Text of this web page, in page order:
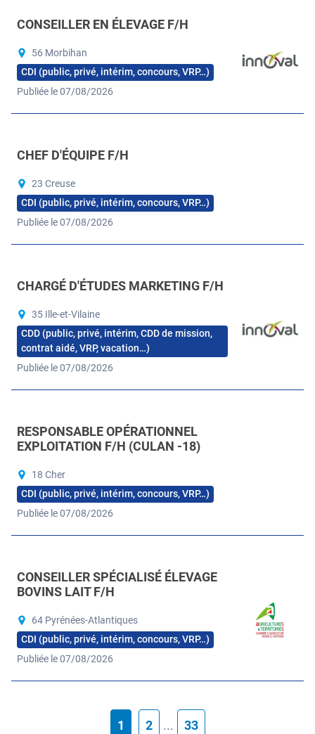
CONSEILLER EN ÉLEVAGE F/H
56 Morbihan
CDI (public, privé, intérim, concours, VRP…)
Publiée le 07/08/2026
CHEF D'ÉQUIPE F/H
23 Creuse
CDI (public, privé, intérim, concours, VRP…)
Publiée le 07/08/2026
CHARGÉ D'ÉTUDES MARKETING F/H
35 Ille-et-Vilaine
CDD (public, privé, intérim, CDD de mission,
contrat aidé, VRP, vacation…)
Publiée le 07/08/2026
RESPONSABLE OPÉRATIONNEL
EXPLOITATION F/H (CULAN -18)
18 Cher
CDI (public, privé, intérim, concours, VRP…)
Publiée le 07/08/2026
CONSEILLER SPÉCIALISÉ ÉLEVAGE
BOVINS LAIT F/H
64 Pyrénées-Atlantiques
CDI (public, privé, intérim, concours, VRP…)
Publiée le 07/08/2026
1 2 ... 33